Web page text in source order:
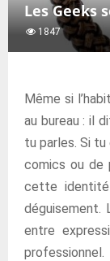
Les Geeks
1847
Même si
au bureau : il
tu parles. Si tu
comics ou de
cette
déguisement.
entre
professionnel.